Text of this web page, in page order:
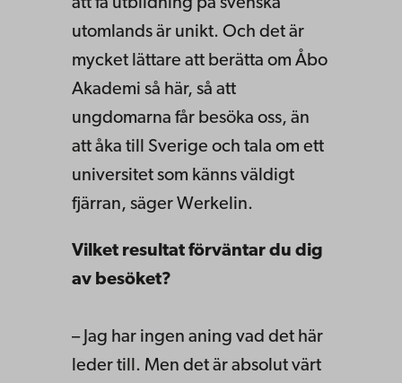
utomlands är unikt. Och det är
mycket lättare att berätta om Åbo
Akademi så här, så att
ungdomarna får besöka oss, än
att åka till Sverige och tala om ett
universitet som känns väldigt
fjärran, säger Werkelin.
Vilket resultat förväntar du dig
av besöket?
– Jag har ingen aning vad det här
leder till. Men det är absolut värt